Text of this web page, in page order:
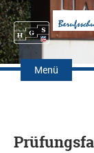
Menü